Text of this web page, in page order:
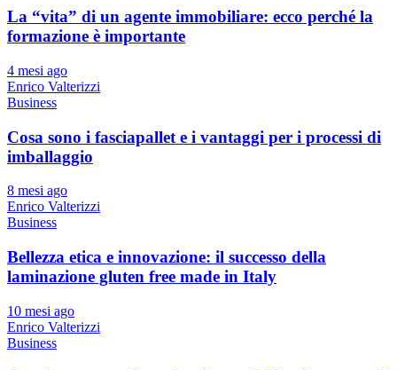
La “vita” di un agente immobiliare: ecco perché la
formazione è importante
4 mesi ago
Enrico Valterizzi
Business
Cosa sono i fasciapallet e i vantaggi per i processi di
imballaggio
8 mesi ago
Enrico Valterizzi
Business
Bellezza etica e innovazione: il successo della
laminazione gluten free made in Italy
10 mesi ago
Enrico Valterizzi
Business